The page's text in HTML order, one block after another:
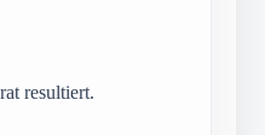
resultiert.